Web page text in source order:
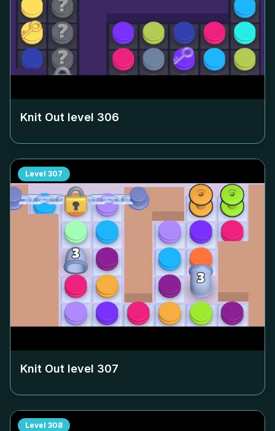
Knit Out level 306
Level 307
Knit Out level 307
Level 308